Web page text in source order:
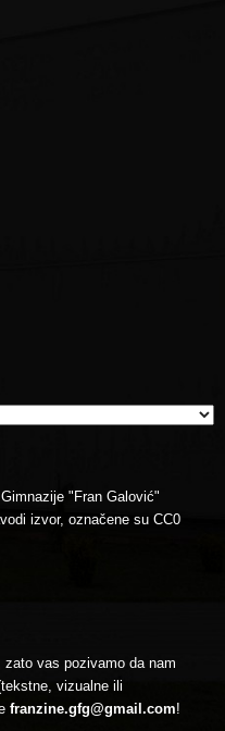
"Fran Galović"
izvor, označene su CC0
vas pozivamo da nam
vizualne ili
franzine.gfg@gmail.com!